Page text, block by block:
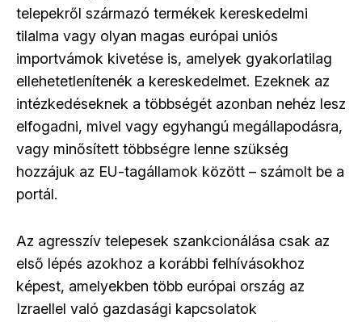
telepekről származó termékek kereskedelmi
tilalma vagy olyan magas európai uniós
importvámok kivetése is, amelyek gyakorlatilag
ellehetetlenítenék a kereskedelmet. Ezeknek az
intézkedéseknek a többségét azonban nehéz lesz
elfogadni, mivel vagy egyhangú megállapodásra,
vagy minősített többségre lenne szükség
hozzájuk az EU-tagállamok között – számolt be a
portál.
Az agresszív telepesek szankcionálása csak az
első lépés azokhoz a korábbi felhívásokhoz
képest, amelyekben több európai ország az
Izraellel való gazdasági kapcsolatok